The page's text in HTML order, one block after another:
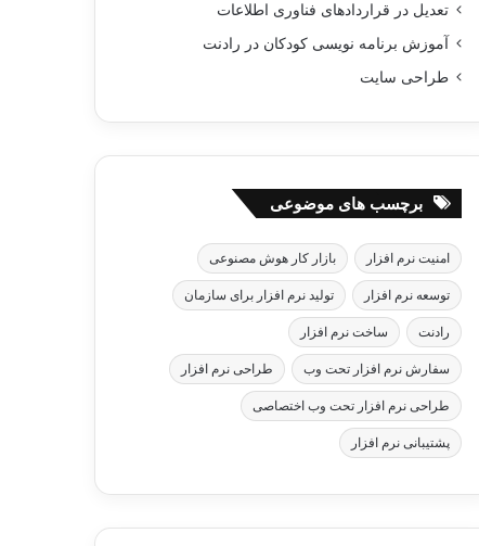
تعدیل در قراردادهای فناوری اطلاعات
آموزش برنامه نویسی کودکان در رادنت
طراحی سایت
برچسب های موضوعی
امنیت نرم افزار بازار کار هوش مصنوعی
توسعه نرم افزار تولید نرم افزار برای سازمان
رادنت ساخت نرم افزار
سفارش نرم افزار تحت وب طراحی نرم افزار
طراحی نرم افزار تحت وب اختصاصی
پشتیبانی نرم افزار